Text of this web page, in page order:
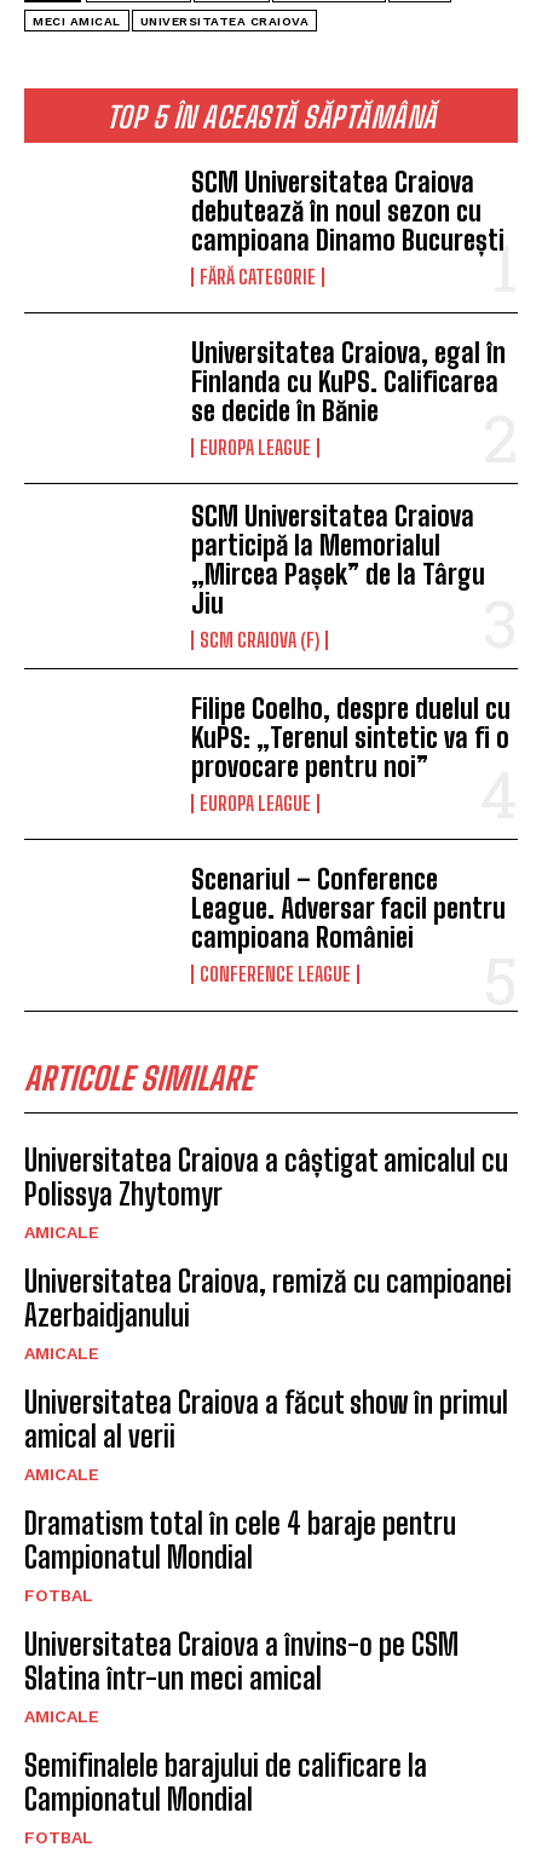
TOP 5 ÎN ACEASTĂ SĂPTĂMÂNĂ
SCM Universitatea Craiova
debutează în noul sezon cu
campioana Dinamo București
FĂRĂ CATEGORIE
Universitatea Craiova, egal în
Finlanda cu KuPS. Calificarea
se decide în Bănie
EUROPA LEAGUE
SCM Universitatea Craiova
participă la Memorialul
„Mircea Pașek” de la Târgu
Jiu
SCM CRAIOVA (F)
Filipe Coelho, despre duelul cu
KuPS: „Terenul sintetic va fi o
provocare pentru noi”
EUROPA LEAGUE
Scenariul – Conference
League. Adversar facil pentru
campioana României
CONFERENCE LEAGUE
ARTICOLE SIMILARE
Universitatea Craiova a câștigat amicalul cu
Polissya Zhytomyr
AMICALE
Universitatea Craiova, remiză cu campioanei
Azerbaidjanului
AMICALE
Universitatea Craiova a făcut show în primul
amical al verii
AMICALE
Dramatism total în cele 4 baraje pentru
Campionatul Mondial
FOTBAL
Universitatea Craiova a învins-o pe CSM
Slatina într-un meci amical
AMICALE
Semifinalele barajului de calificare la
Campionatul Mondial
FOTBAL
MECI AMICAL UNIVERSITATEA CRAIOVA